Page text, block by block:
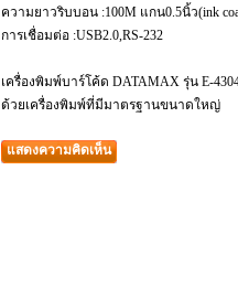
ความยาวริบบอน :100M แกน0.5นิ้ว(ink
การเชื่อมต่อ :USB2.0,RS-232
เครื่องพิมพ์บาร์โค้ด DATAMAX รุ่น E-
ด้วยเครื่องพิมพ์ที่มีมาตรฐานขนาดใหญ่
แสดงความคิดเห็น